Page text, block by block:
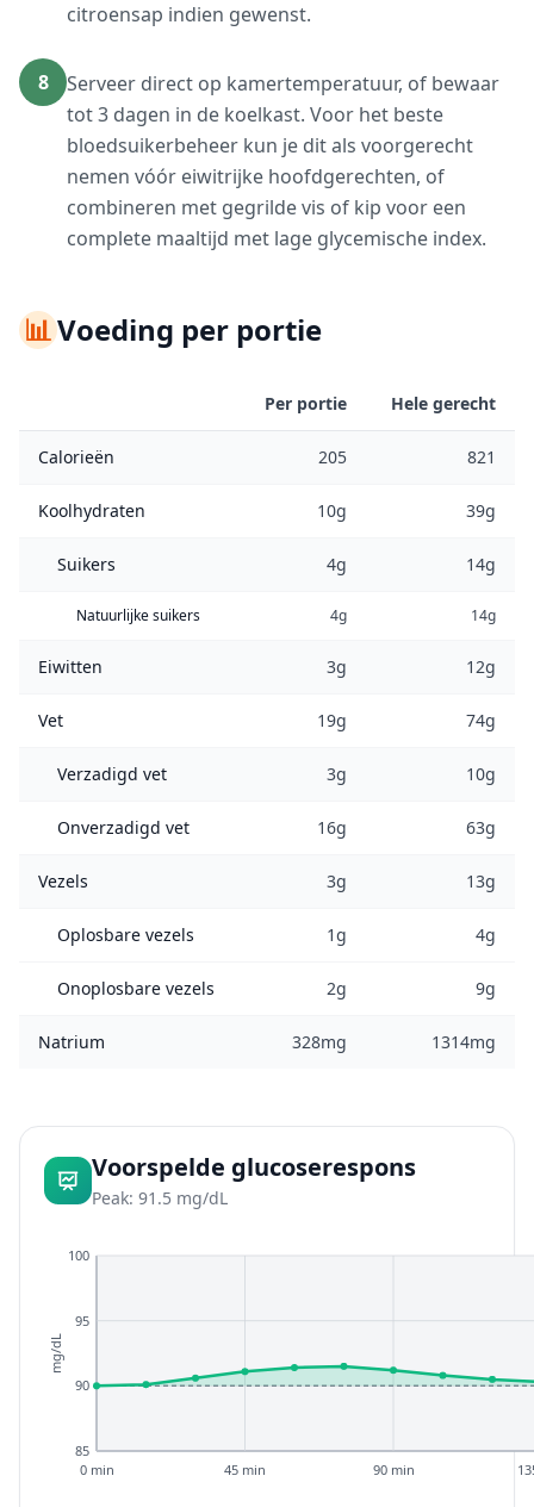
citroensap indien gewenst.
8
Serveer direct op kamertemperatuur, of bewaar
tot 3 dagen in de koelkast. Voor het beste
bloedsuikerbeheer kun je dit als voorgerecht
nemen vóór eiwitrijke hoofdgerechten, of
combineren met gegrilde vis of kip voor een
complete maaltijd met lage glycemische index.
📊Voeding per portie
Per portie Hele gerecht
Calorieën 205 821
Koolhydraten 10g 39g
Suikers 4g 14g
Natuurlijke suikers 4g 14g
Eiwitten 3g 12g
Vet 19g 74g
Verzadigd vet 3g 10g
Onverzadigd vet 16g 63g
Vezels 3g 13g
Oplosbare vezels 1g 4g
Onoplosbare vezels 2g 9g
Natrium 328mg 1314mg
Voorspelde glucoserespons
Peak: 91.5 mg/dL
85
90
95
100
0 min 45 min 90 min
mg/dL